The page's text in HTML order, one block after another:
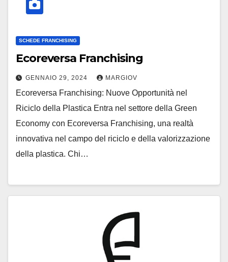
SCHEDE FRANCHISING
Ecoreversa Franchising
GENNAIO 29, 2024 MARGIOV
Ecoreversa Franchising: Nuove Opportunità nel
Riciclo della Plastica Entra nel settore della Green
Economy con Ecoreversa Franchising, una realtà
innovativa nel campo del riciclo e della valorizzazione
della plastica. Chi…